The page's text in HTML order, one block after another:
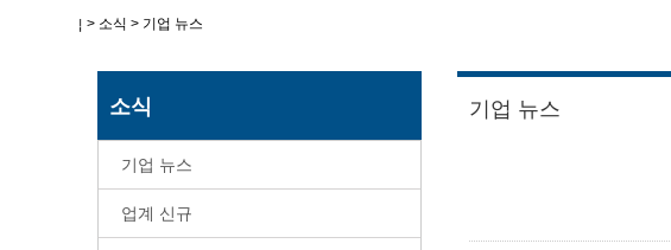
집 > 소식 > 기업 뉴스
소식
기업 뉴스
업계 신규
기업 뉴스